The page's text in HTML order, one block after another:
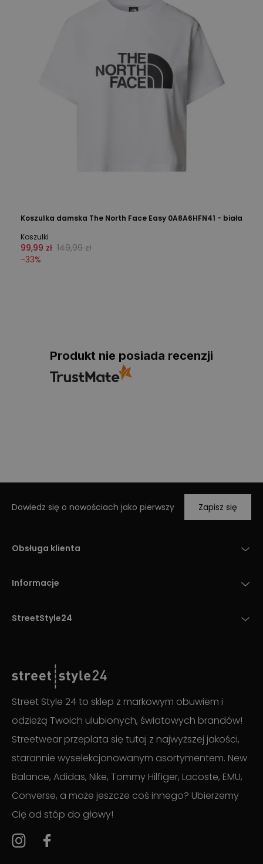
Koszulka damska The North Face Easy 0A8A6HFN41 - biała
Koszulki
99,99 zł 149,99 zł
-33%
Produkt nie posiada recenzji
Dowiedz się o nowościach jako pierwszy Zapisz się
Obsługa klienta
Informacje
StreetStyle24
Street Style 24 to sklep z markowym obuwiem i
odzieżą Twoich ulubionych, światowych brandów!
Streetwear przeplata się tutaj z najwyższej jakości,
starannie wyselekcjonowanym asortymentem. New
Balance, Adidas, Nike, Tommy Hilfiger, Lacoste, EMU,
Converse, a może jeszcze coś innego? Ubierzemy
Cię od stóp do głowy!